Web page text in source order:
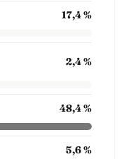
17,4 %
2,4 %
48,4 %
5,6 %